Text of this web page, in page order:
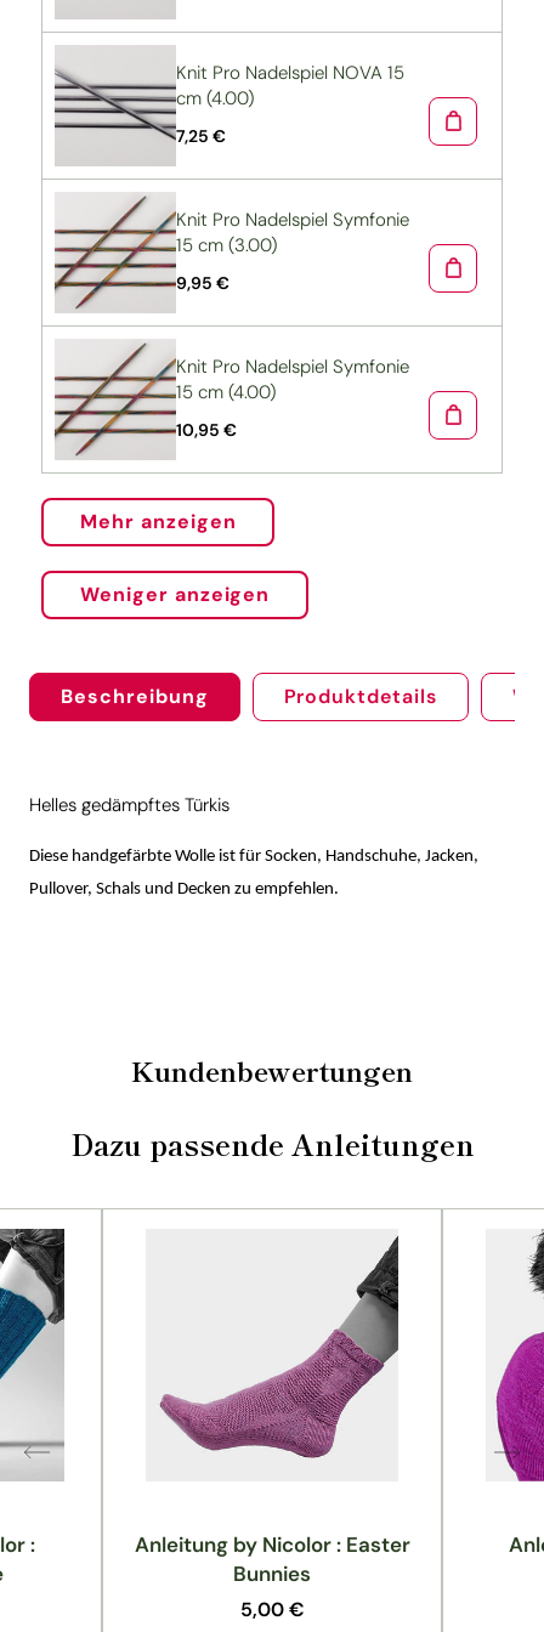
Knit Pro Nadelspiel NOVA 15
cm (4.00)
7,25 €
Knit Pro Nadelspiel Symfonie
15 cm (3.00)
9,95 €
Knit Pro Nadelspiel Symfonie
15 cm (4.00)
10,95 €
Mehr anzeigen
Weniger anzeigen
Beschreibung Produktdetails
Helles gedämpftes Türkis
Diese handgefärbte Wolle ist für Socken, Handschuhe, Jacken,
Pullover, Schals und Decken zu empfehlen.
Kundenbewertungen
Dazu passende Anleitungen
:
Anleitung by Nicolor : Easter
Bunnies
Normaler
5,00 €